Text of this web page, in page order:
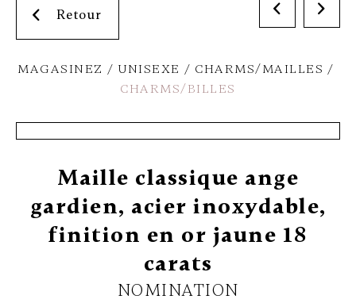
Retour
MAGASINEZ UNISEXE
CHARMS/MAILLES
CHARMS/BILLES
Maille classique ange
gardien, acier inoxydable,
finition en or jaune 18
carats
NOMINATION